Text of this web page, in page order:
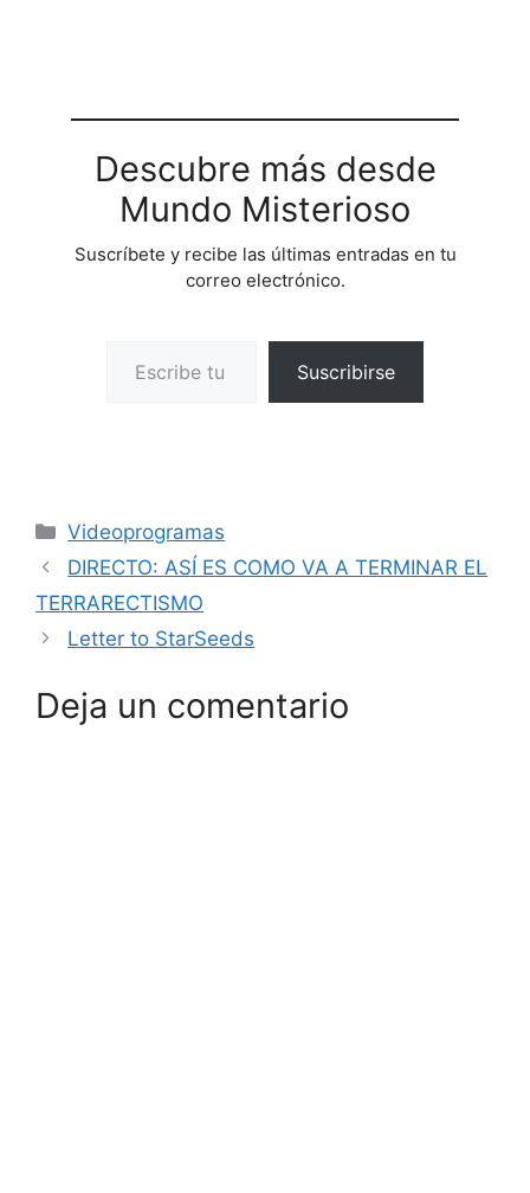
Descubre más desde
Mundo Misterioso
Suscríbete y recibe las últimas entradas en tu
correo electrónico.
Suscribirse
Categorías
Videoprogramas
DIRECTO: ASÍ ES COMO VA A TERMINAR EL
TERRARECTISMO
Letter to StarSeeds
Deja un comentario